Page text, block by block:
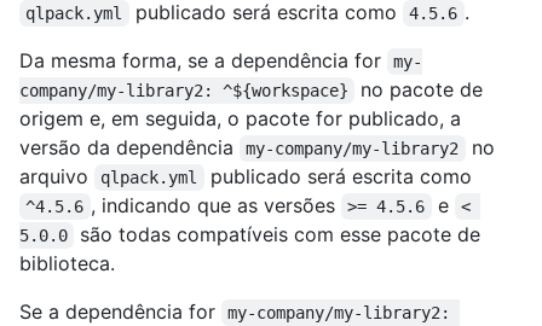
qlpack.yml publicado será escrita como 4.5.6 .
Da mesma forma, se a dependência for
my-
company/my-library2: ^${workspace}
no pacote de
origem e, em seguida, o pacote for publicado, a
versão da dependência
my-company/my-library2
no
arquivo
qlpack.yml publicado será escrita como
^4.5.6 , indicando que as versões >= 4.5.6 e
<
5.0.0
são todas compatíveis com esse pacote de
biblioteca.
Se a dependência for
my-company/my-library2: